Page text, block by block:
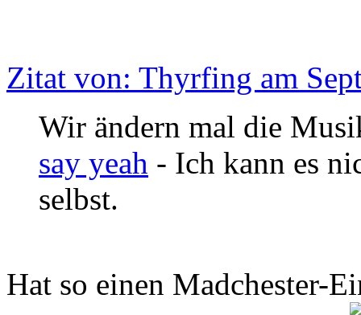
Zitat von: Thyrfing am
Wir ändern mal die
say yeah - Ich kann es
selbst.
Hat so einen Madchester-